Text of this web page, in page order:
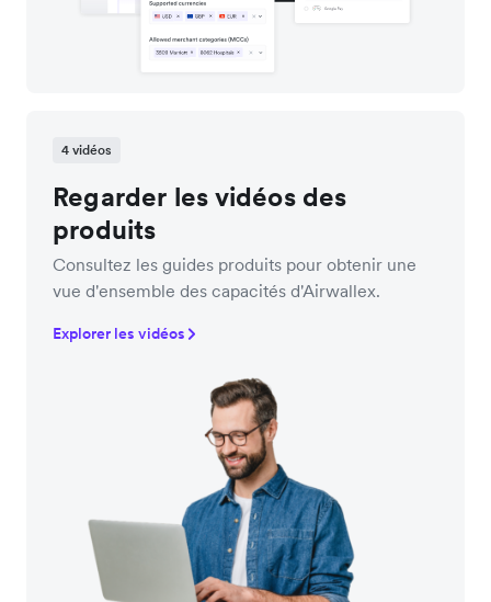
4 vidéos
Regarder les vidéos des
produits
Consultez les guides produits pour obtenir une
vue d'ensemble des capacités d'Airwallex.
Explorer les vidéos